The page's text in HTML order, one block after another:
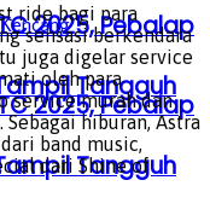
2025, Pebalap
Tangguh
2025, Pebalap
Tangguh
ride bagi para
sensasi berkendara
juga digelar service
oleh para
service murah dan
hiburan, Astra
band music,
dari Shine of